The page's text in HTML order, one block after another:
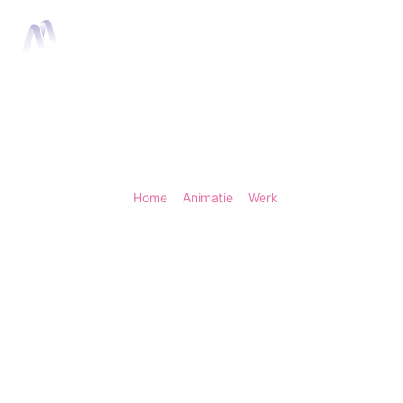
Home Animatie >Werk